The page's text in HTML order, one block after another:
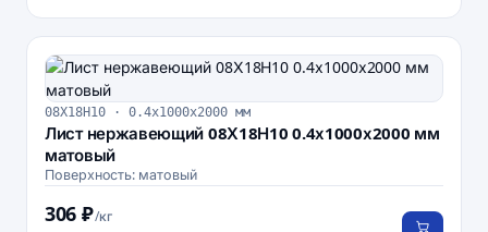
08Х18Н10 · 0.4х1000х2000 мм
Лист нержавеющий 08Х18Н10 0.4х1000х2000 мм
матовый
Поверхность: матовый
306 ₽/кг